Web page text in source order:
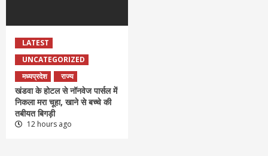
LATEST
UNCATEGORIZED
मध्यप्रदेश
राज्य
खंडवा के होटल से नॉनवेज पार्सल में
निकला मरा चूहा, खाने से बच्चे की
तबीयत बिगड़ी
12 hours ago